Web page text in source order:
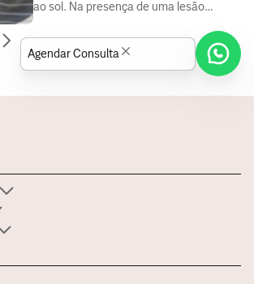
ao sol. Na presença de uma lesão
Agendar Consulta